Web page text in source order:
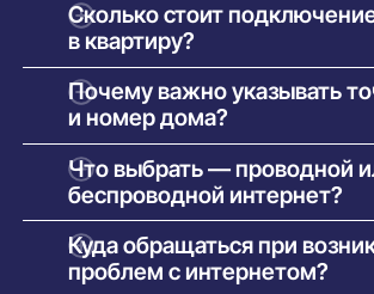
Сколько стоит
в квартиру?
Как правило, установка
оплачиваете только тариф. В
случаях возможна плата за
сумма указывается в условиях
предложения.
Почему важно указывать
и номер дома?
Это необходимо для
Только по точному адресу
определить, какие провайдеры
вашем доме и какие услуги
Что выбрать — проводной
беспроводной интернет?
Проводной (оптоволоконный) —
быстрый, подходит для
онлайн-игр и стриминга.
Куда обращаться при
проблем с интернетом?